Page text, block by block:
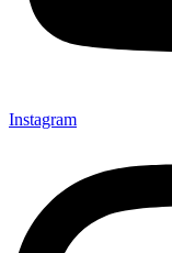
Instagram